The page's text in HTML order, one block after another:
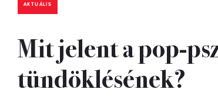
AKTUÁLIS
Mit jelent a pop-
tündöklésének?